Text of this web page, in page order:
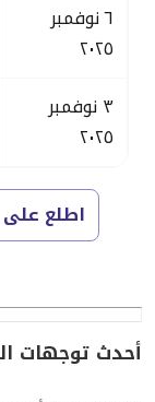
٦ نوفمبر
٢٠٢٥
٣ نوفمبر
٢٠٢٥
اطلع
أحدث توجهات